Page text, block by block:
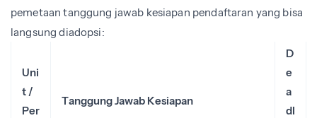
pemetaan tanggung jawab kesiapan pendaftaran yang bisa
langsung diadopsi:
Uni
t /
Per
Tanggung Jawab Kesiapan
D
e
a
dl